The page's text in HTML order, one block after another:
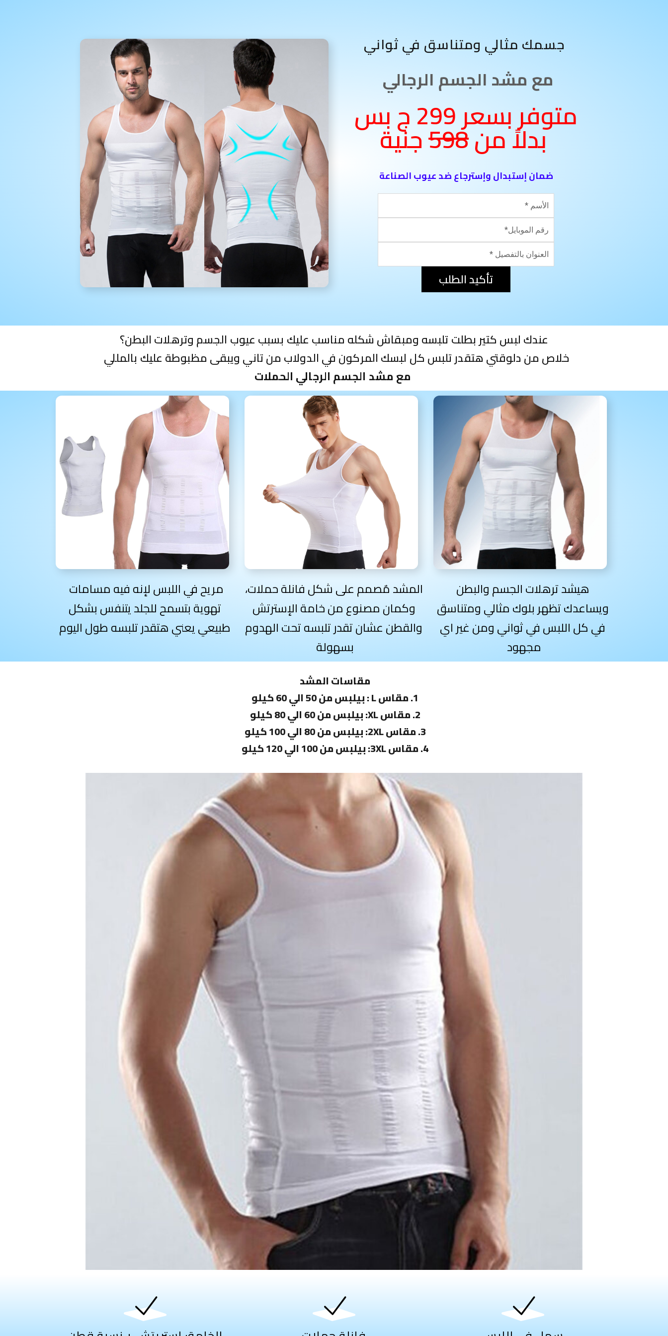
مع مشد الجسم الرجالي
متوفر بسعر 299 ج بس
بدلاً من598 جنية
ضمان إستبدال وإسترجاع ضد عيوب الصناعة
تأكيد الطلب
عندك لبس كتير بطلت تلبسه ومبقاش شكله مناسب عليك بسبب عيوب الجسم وترهلات البطن؟
خلاص من دلوقتي هتقدر تلبس كل لبسك المركون في الدولاب من تاني ويبقى مظبوطة عليك بالمللي
مريح في اللبس لإنه فيه مسامات
تهوية بتسمح للجلد يتنفس بشكل
طبيعي يعني هتقدر تلبسه طول اليوم
المشد مٌصمم على شكل فانلة حملات،
وكمان مصنوع من خامة الإسترتش
والقطن عشان تقدر تلبسه تحت الهدوم
بسهولة
هيشد ترهلات الجسم والبطن
ويساعدك تظهر بلوك مثالي ومتناسق
في كل اللبس في ثواني ومن غير اي
مجهود
مقاسات المشد
1. مقاس L : بيلبس من 50 الي 60 كيلو
2. مقاس XL: بيلبس من 60 الي 80 كيلو
3. مقاس 2XL: بيلبس من 80 الي 100 كيلو
4. مقاس 3XL: بيلبس من 100 الي 120 كيلو